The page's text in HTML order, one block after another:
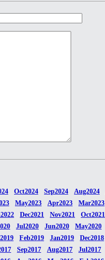
Oct2024 Sep2024 Aug2024
May2023 Apr2023 Mar2023
Dec2021 Nov2021 Oct2021
Jul2020 Jun2020 May2020
Feb2019 Jan2019 Dec2018
Sep2017 Aug2017 Jul2017